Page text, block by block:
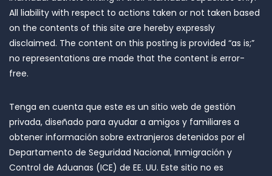
All liability with respect to actions taken or not taken based
on the contents of this site are hereby expressly
disclaimed. The content on this posting is provided “as is;”
no representations are made that the content is error-
free.
Tenga en cuenta que este es un sitio web de gestión
privada, diseñado para ayudar a amigos y familiares a
obtener información sobre extranjeros detenidos por el
Departamento de Seguridad Nacional, Inmigración y
Control de Aduanas (ICE) de EE. UU. Este sitio no es